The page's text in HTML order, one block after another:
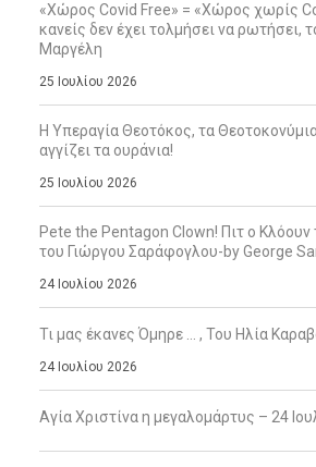
«Χώρος Covid Free» = «Χώρος χωρίς
κανείς δεν έχει τολμήσει να ρωτήσει,
Μαργέλη
25 Ιουλίου 2026
Η Υπεραγία Θεοτόκος, τα
αγγίζει τα ουράνια!
25 Ιουλίου 2026
Pete the Pentagon Clown! Πιτ ο
του Γιώργου Σαράφογλου-by George
24 Ιουλίου 2026
Τι μας έκανες Όμηρε … , Του Ηλία
24 Ιουλίου 2026
Αγία Χριστίνα η μεγαλομάρτυς – 24